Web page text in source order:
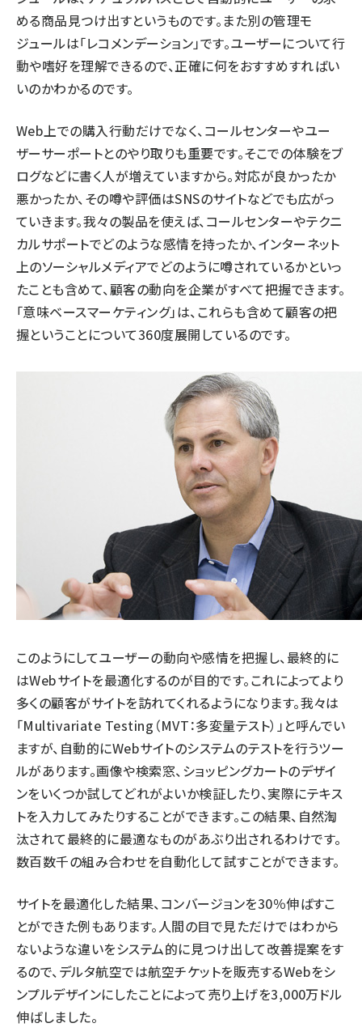
める商品見つけ出すというものです。また別の管理モ
ジュールは「レコメンデーション」です。ユーザーについて行
動や嗜好を理解できるので、正確に何をおすすめすればい
いのかわかるのです。
Web上での購入行動だけでなく、コールセンターやユー
ザーサーポートとのやり取りも重要です。そこでの体験をブ
ログなどに書く人が増えていますから。対応が良かったか
悪かったか、その噂や評価はSNSのサイトなどでも広がっ
ていきます。我々の製品を使えば、コールセンターやテクニ
カルサポートでどのような感情を持ったか、インターネット
上のソーシャルメディアでどのように噂されているかといっ
たことも含めて、顧客の動向を企業がすべて把握できます。
「意味ベースマーケティング」は、これらも含めて顧客の把
握ということについて360度展開しているのです。
このようにしてユーザーの動向や感情を把握し、最終的に
はWebサイトを最適化するのが目的です。これによってより
多くの顧客がサイトを訪れてくれるようになります。我々は
「Multivariate Testing（MVT：多変量テスト）」と呼んでい
ますが、自動的にWebサイトのシステムのテストを行うツー
ルがあります。画像や検索窓、ショッピングカートのデザイ
ンをいくつか試してどれがよいか検証したり、実際にテキス
トを入力してみたりすることができます。この結果、自然淘
汰されて最終的に最適なものがあぶり出されるわけです。
数百数千の組み合わせを自動化して試すことができます。
サイトを最適化した結果、コンバージョンを30％伸ばすこ
とができた例もあります。人間の目で見ただけではわから
ないような違いをシステム的に見つけ出して改善提案をす
るので、デルタ航空では航空チケットを販売するWebをシ
ンプルデザインにしたことによって売り上げを3,000万ドル
伸ばしました。